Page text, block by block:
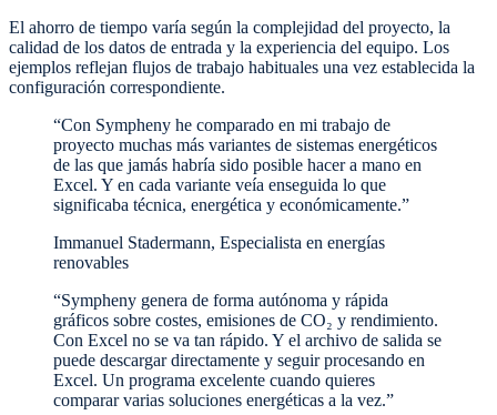
El ahorro de tiempo varía según la complejidad del proyecto, la
calidad de los datos de entrada y la experiencia del equipo. Los
ejemplos reflejan flujos de trabajo habituales una vez establecida la
configuración correspondiente.
“Con Sympheny he comparado en mi trabajo de
proyecto muchas más variantes de sistemas energéticos
de las que jamás habría sido posible hacer a mano en
Excel. Y en cada variante veía enseguida lo que
significaba técnica, energética y económicamente.”
Immanuel Stadermann, Especialista en energías
renovables
“Sympheny genera de forma autónoma y rápida
gráficos sobre costes, emisiones de CO₂ y rendimiento.
Con Excel no se va tan rápido. Y el archivo de salida se
puede descargar directamente y seguir procesando en
Excel. Un programa excelente cuando quieres
comparar varias soluciones energéticas a la vez.”